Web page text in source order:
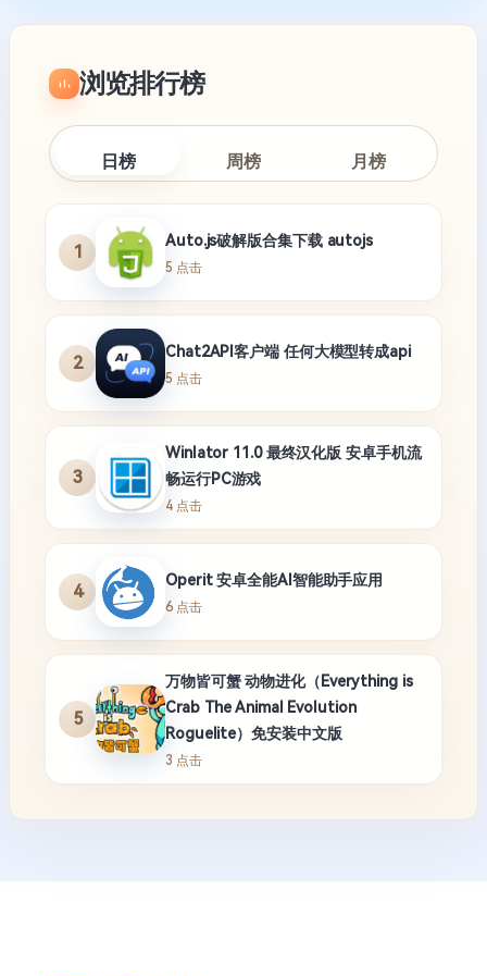
浏览排行榜
日榜 周榜 月榜
1
Auto.js破解版合集下载 autojs
5 点击
2
Chat2API客户端 任何大模型转成api
5 点击
3
Winlator 11.0 最终汉化版 安卓手机流
畅运行PC游戏
4 点击
4
Operit 安卓全能AI智能助手应用
6 点击
5
万物皆可蟹 动物进化（Everything is
Crab The Animal Evolution
Roguelite）免安装中文版
3 点击